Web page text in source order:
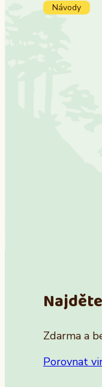
Návody
Zdarma a
Porovnat